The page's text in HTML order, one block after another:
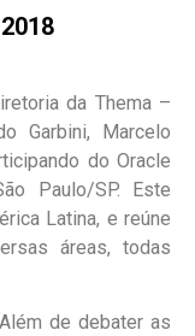
da Thema –
Garbini, Marcelo
do Oracle
Paulo/SP. Este
Latina, e reúne
áreas, todas
de debater as